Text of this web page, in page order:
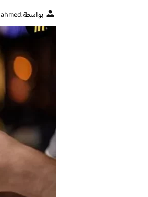
بواسطة:ahmed